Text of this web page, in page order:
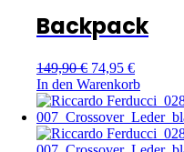
Backpack
149,90€ 74,95 €
In den Warenkorb